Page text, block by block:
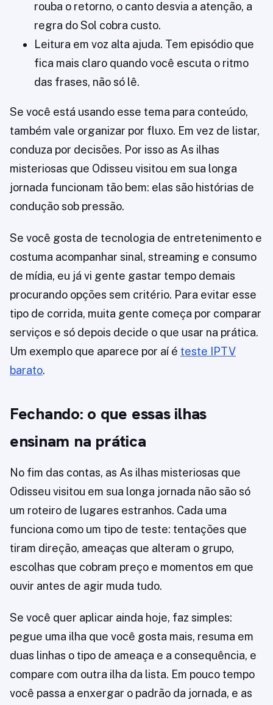
rouba o retorno, o canto desvia a atenção, a
regra do Sol cobra custo.
Leitura em voz alta ajuda. Tem episódio que
fica mais claro quando você escuta o ritmo
das frases, não só lê.
Se você está usando esse tema para conteúdo,
também vale organizar por fluxo. Em vez de listar,
conduza por decisões. Por isso as As ilhas
misteriosas que Odisseu visitou em sua longa
jornada funcionam tão bem: elas são histórias de
condução sob pressão.
Se você gosta de tecnologia de entretenimento e
costuma acompanhar sinal, streaming e consumo
de mídia, eu já vi gente gastar tempo demais
procurando opções sem critério. Para evitar esse
tipo de corrida, muita gente começa por comparar
serviços e só depois decide o que usar na prática.
Um exemplo que aparece por aí é teste IPTV
barato.
Fechando: o que essas ilhas
ensinam na prática
No fim das contas, as As ilhas misteriosas que
Odisseu visitou em sua longa jornada não são só
um roteiro de lugares estranhos. Cada uma
funciona como um tipo de teste: tentações que
tiram direção, ameaças que alteram o grupo,
escolhas que cobram preço e momentos em que
ouvir antes de agir muda tudo.
Se você quer aplicar ainda hoje, faz simples:
pegue uma ilha que você gosta mais, resuma em
duas linhas o tipo de ameaça e a consequência, e
compare com outra ilha da lista. Em pouco tempo
você passa a enxergar o padrão da jornada, e as